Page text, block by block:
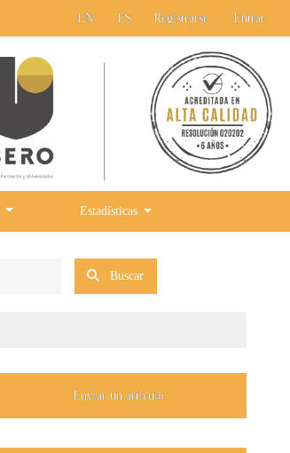
EN ES Registrarse Entrar
Estadísticas
Buscar
Enviar un artículo